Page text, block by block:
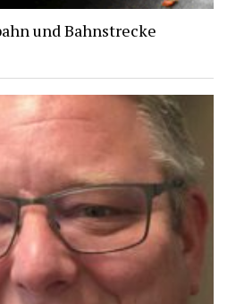
und Bahnstrecke